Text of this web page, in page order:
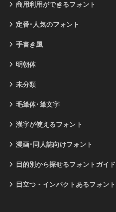
商用利用ができるフォント
定番･人気のフォント
手書き風
明朝体
未分類
毛筆体･筆文字
漢字が使えるフォント
漫画･同人誌向けフォント
目的別から探せるフォントガイド
目立つ・インパクトあるフォント